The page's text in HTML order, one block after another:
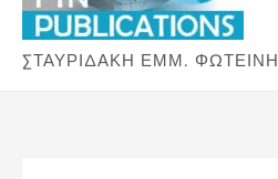
ΣΤΑΥΡΙΔΑΚΗ ΕΜΜ. ΦΩΤΕΙΝΗ